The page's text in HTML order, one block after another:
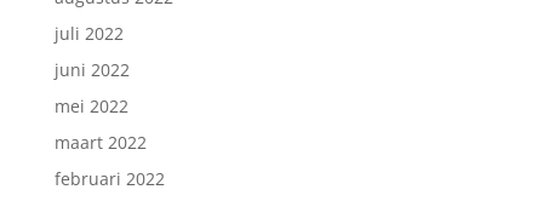
juli 2022
juni 2022
mei 2022
maart 2022
februari 2022